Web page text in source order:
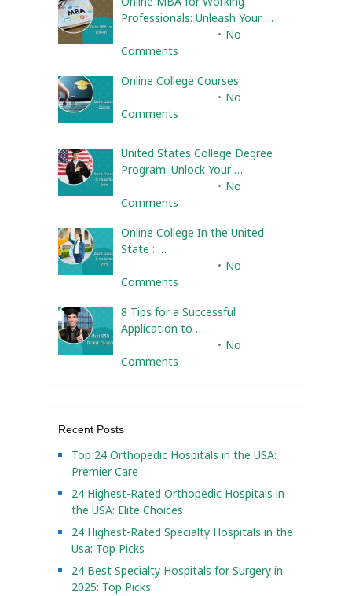
Professionals: Unleash Your …
No
Comments
Online College Courses
No
Comments
United States College Degree
Program: Unlock Your …
No
Comments
Online College In the United
State : …
No
Comments
8 Tips for a Successful
Application to …
No
Comments
Recent Posts
Top 24 Orthopedic Hospitals in the USA:
Premier Care
24 Highest-Rated Orthopedic Hospitals in
the USA: Elite Choices
24 Highest-Rated Specialty Hospitals in the
Usa: Top Picks
24 Best Specialty Hospitals for Surgery in
2025: Top Picks